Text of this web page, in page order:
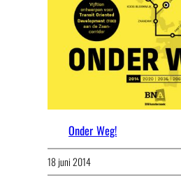
Onder Weg!
18 juni 2014